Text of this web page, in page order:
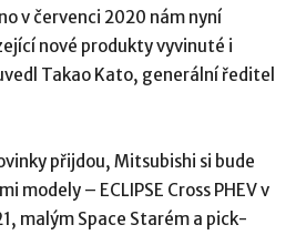
v červenci 2020 nám nyní
nové produkty vyvinuté i
Takao Kato, generální ředitel
přijdou, Mitsubishi si bude
modely – ECLIPSE Cross PHEV v
malým Space Starém a pick-